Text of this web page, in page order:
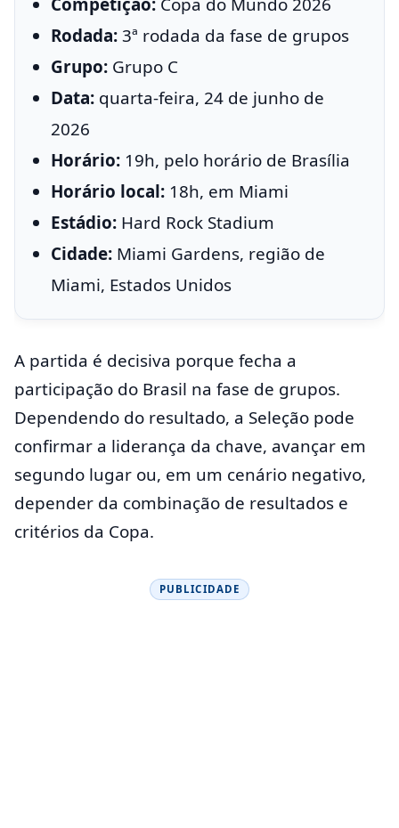
Rodada:3ª rodada da fase de grupos
Grupo: Grupo C
Data: quarta-feira, 24 de junho de
2026
Horário: 19h, pelo horário de Brasília
Horário local: 18h, em Miami
Estádio: Hard Rock Stadium
Cidade: Miami Gardens, região de
Miami, Estados Unidos
A partida é decisiva porque fecha a
participação do Brasil na fase de grupos.
Dependendo do resultado, a Seleção pode
confirmar a liderança da chave, avançar em
segundo lugar ou, em um cenário negativo,
depender da combinação de resultados e
critérios da Copa.
PUBLICIDADE